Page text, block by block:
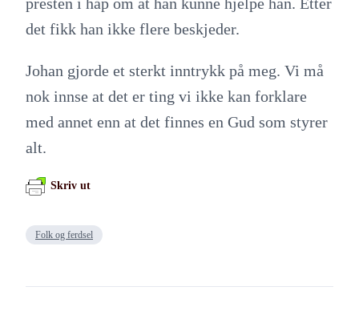
det fikk han ikke flere beskjeder.
Johan gjorde et sterkt inntrykk på meg. Vi må
nok innse at det er ting vi ikke kan forklare
med annet enn at det finnes en Gud som styrer
alt.
Skriv ut
Folk og ferdsel